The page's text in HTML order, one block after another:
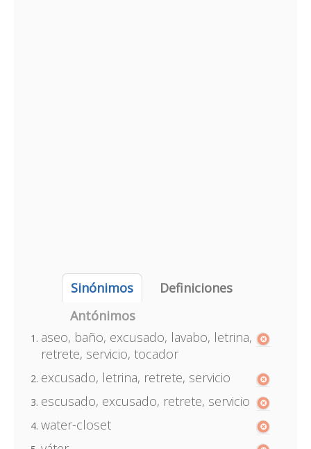
Sinónimos
Definiciones
Antónimos
aseo, baño, excusado, lavabo, letrina,
retrete, servicio, tocador
excusado, letrina, retrete, servicio
escusado, excusado, retrete, servicio
water-closet